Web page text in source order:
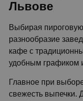
Львове
Выбирая
разнообразие
кафе с
удобным графиком
Главное при
свежесть выпечки.